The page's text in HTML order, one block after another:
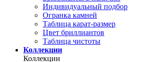
Индивидуальный подбор
Огранка камней
Таблица карат-размер
Цвет бриллиантов
Таблица чистоты
Коллекции
Коллекции